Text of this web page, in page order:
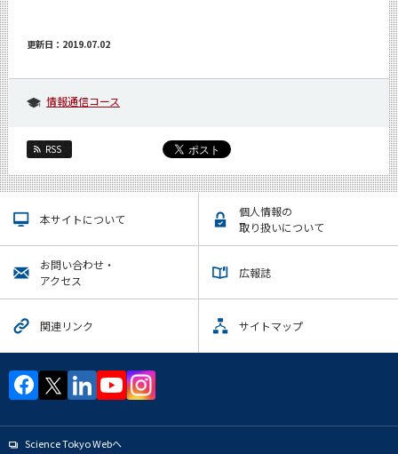
更新日：2019.07.02
情報通信コース
RSS
本サイトについて
個人情報の
取り扱いについて
お問い合わせ・
アクセス
広報誌
関連リンク サイトマップ
Science Tokyo Webヘ